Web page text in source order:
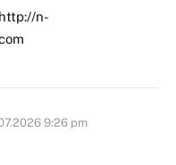
http://n-
9:26 pm